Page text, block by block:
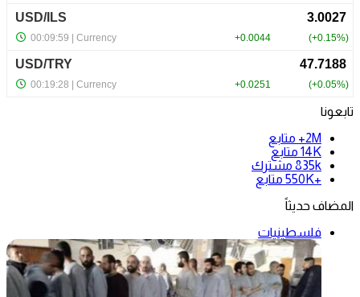
تابعونا
2M+
متابع
14K متابع
835k مشترك
+550K
متابع
المضاف حديثاً
فلسطينيات